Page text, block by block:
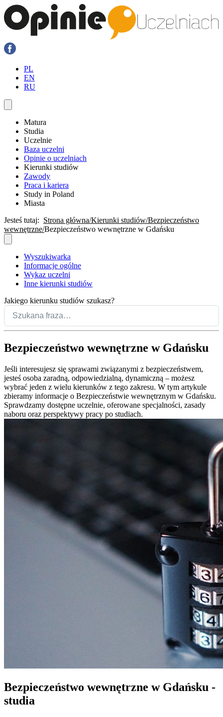
PL
EN
RU
Matura
Studia
Uczelnie
Baza uczelni
Opinie o uczelniach
Kierunki studiów
Zawody
Praca i kariera
Study in Poland
Miasta
Jesteś tutaj: Strona główna Kierunki studiów Bezpieczeństwo
wewnętrzne Bezpieczeństwo wewnętrzne w Gdańsku
Wyszukiwarka
Informacje ogólne
Wykaz uczelni
Inne kierunki studiów
Jakiego kierunku studiów szukasz?
Bezpieczeństwo wewnętrzne w Gdańsku
Jeśli interesujesz się sprawami związanymi z bezpieczeństwem,
jesteś osoba zaradną, odpowiedzialną, dynamiczną – możesz
wybrać jeden z wielu kierunków z tego zakresu. W tym artykule
zbieramy informacje o Bezpieczeństwie wewnętrznym w Gdańsku.
Sprawdzamy dostępne uczelnie, oferowane specjalności, zasady
naboru oraz perspektywy pracy po studiach.
Bezpieczeństwo wewnętrzne w Gdańsku -
studia